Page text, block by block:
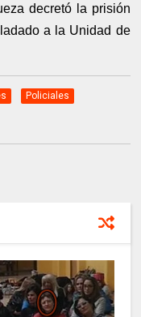
decretó la prisión
a la Unidad de
Policiales